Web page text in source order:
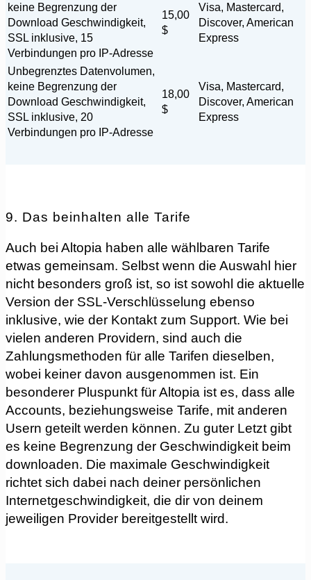
keine Begrenzung der
Download Geschwindigkeit,
SSL inklusive, 15
Verbindungen pro IP-Adresse
15,00
$
Visa, Mastercard,
Discover, American
Express
Unbegrenztes Datenvolumen,
keine Begrenzung der
Download Geschwindigkeit,
SSL inklusive, 20
Verbindungen pro IP-Adresse
18,00
$
Visa, Mastercard,
Discover, American
Express
9. Das beinhalten alle Tarife
Auch bei Altopia haben alle wählbaren Tarife
etwas gemeinsam. Selbst wenn die Auswahl hier
nicht besonders groß ist, so ist sowohl die aktuelle
Version der SSL-Verschlüsselung ebenso
inklusive, wie der Kontakt zum Support. Wie bei
vielen anderen Providern, sind auch die
Zahlungsmethoden für alle Tarifen dieselben,
wobei keiner davon ausgenommen ist. Ein
besonderer Pluspunkt für Altopia ist es, dass alle
Accounts, beziehungsweise Tarife, mit anderen
Usern geteilt werden können. Zu guter Letzt gibt
es keine Begrenzung der Geschwindigkeit beim
downloaden. Die maximale Geschwindigkeit
richtet sich dabei nach deiner persönlichen
Internetgeschwindigkeit, die dir von deinem
jeweiligen Provider bereitgestellt wird.